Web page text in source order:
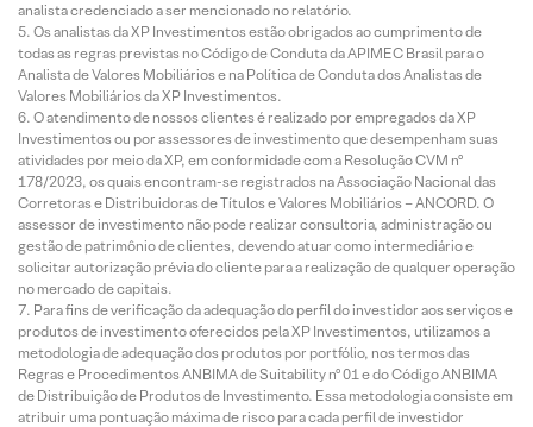
analista credenciado a ser mencionado no relatório.
Os analistas da XP Investimentos estão obrigados ao cumprimento de
todas as regras previstas no Código de Conduta da APIMEC Brasil para o
Analista de Valores Mobiliários e na Política de Conduta dos Analistas de
Valores Mobiliários da XP Investimentos.
O atendimento de nossos clientes é realizado por empregados da XP
Investimentos ou por assessores de investimento que desempenham suas
atividades por meio da XP, em conformidade com a Resolução CVM nº
178/2023, os quais encontram-se registrados na Associação Nacional das
Corretoras e Distribuidoras de Títulos e Valores Mobiliários – ANCORD. O
assessor de investimento não pode realizar consultoria, administração ou
gestão de patrimônio de clientes, devendo atuar como intermediário e
solicitar autorização prévia do cliente para a realização de qualquer operação
no mercado de capitais.
Para fins de verificação da adequação do perfil do investidor aos serviços e
produtos de investimento oferecidos pela XP Investimentos, utilizamos a
metodologia de adequação dos produtos por portfólio, nos termos das
Regras e Procedimentos ANBIMA de Suitability nº 01 e do Código ANBIMA
de Distribuição de Produtos de Investimento. Essa metodologia consiste em
atribuir uma pontuação máxima de risco para cada perfil de investidor